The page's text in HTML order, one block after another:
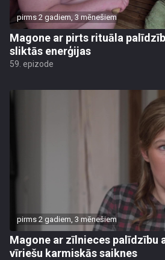
pirms 2 gadiem, 3 mēnešiem
Magone ar pirts rituāla
sliktās enerģijas
59. epizode
pirms 2 gadiem, 3 mēnešiem
Magone ar zīlnieces palīdzību
vīriešu karmiskās saiknes